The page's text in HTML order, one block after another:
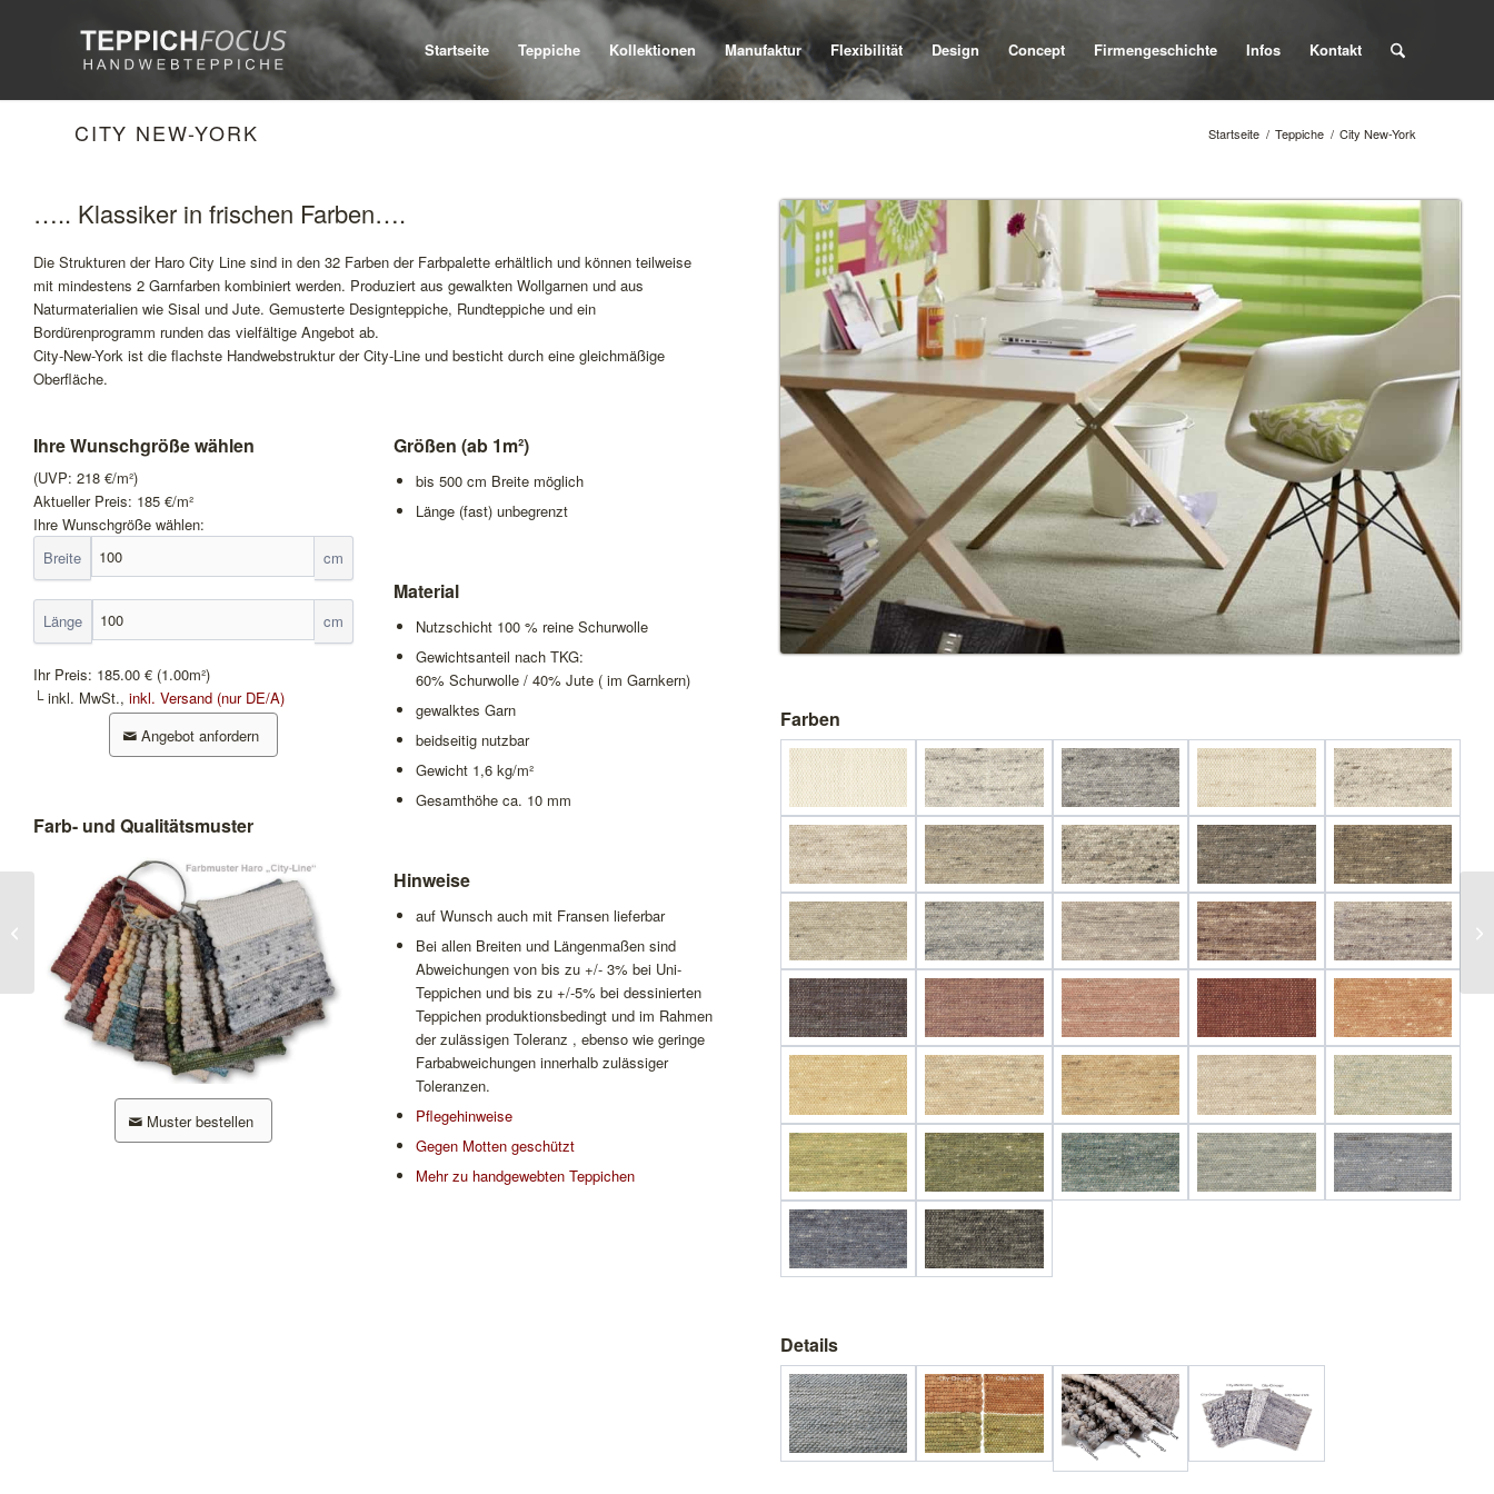
Startseite Teppiche Kollektionen Manufaktur Flexibilität Design Concept Firmengeschichte Infos Kontakt
CITY NEW-YORK Startseite / Teppiche / City New-York
….. Klassiker in frischen Farben….
Die Strukturen der Haro City Line sind in den 32 Farben der Farbpalette erhältlich und können teilweise
mit mindestens 2 Garnfarben kombiniert werden. Produziert aus gewalkten Wollgarnen und aus
Naturmaterialien wie Sisal und Jute. Gemusterte Designteppiche, Rundteppiche und ein
Bordürenprogramm runden das vielfältige Angebot ab.
City-New-York ist die flachste Handwebstruktur der City-Line und besticht durch eine gleichmäßige
Oberfläche.
Ihre Wunschgröße wählen
(UVP: 218 €/m²)
Aktueller Preis: 185 €/m²
Ihre Wunschgröße wählen:
Breite
cm
Länge cm
Ihr Preis: 185.00 € (1.00m²)
└ inkl. MwSt., inkl. Versand (nur DE/A)
Angebot anfordern
Farb- und Qualitätsmuster
Muster bestellen
Größen (ab 1m²)
bis 500 cm Breite möglich
Länge (fast) unbegrenzt
Material
Nutzschicht 100 % reine Schurwolle
Gewichtsanteil nach TKG:
60% Schurwolle / 40% Jute ( im Garnkern)
gewalktes Garn
beidseitig nutzbar
Gewicht 1,6 kg/m²
Gesamthöhe ca. 10 mm
Hinweise
auf Wunsch auch mit Fransen lieferbar
Bei allen Breiten und Längenmaßen sind
Abweichungen von bis zu +/- 3% bei Uni-
Teppichen und bis zu +/-5% bei dessinierten
Teppichen produktionsbedingt und im Rahmen
der zulässigen Toleranz , ebenso wie geringe
Farbabweichungen innerhalb zulässiger
Toleranzen.
Pflegehinweise
Gegen Motten geschützt
Mehr zu handgewebten Teppichen
Farben
Details
City Melbourne